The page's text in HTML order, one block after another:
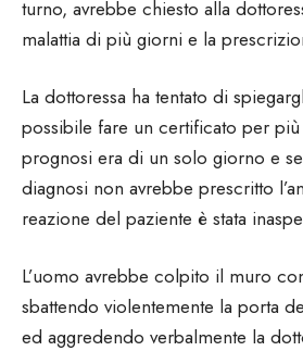
turno, avrebbe chiesto alla
malattia di più giorni e la
La dottoressa ha tentato di
possibile fare un certificato per
prognosi era di un solo giorno e
diagnosi non avrebbe prescritto
reazione del paziente è stata
L’uomo avrebbe colpito il muro
sbattendo violentemente la porta
ed aggredendo verbalmente la